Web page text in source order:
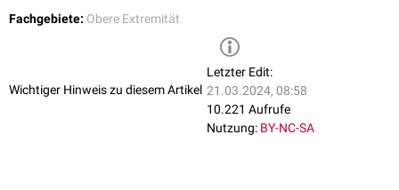
Fachgebiete: Obere Extremität
Wichtiger Hinweis zu diesem Artikel
Letzter Edit:
21.03.2024, 08:58
10.221 Aufrufe
Nutzung: BY-NC-SA